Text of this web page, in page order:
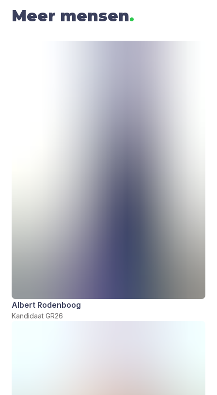
Meer mensen.
Albert Rodenboog
Kandidaat GR26